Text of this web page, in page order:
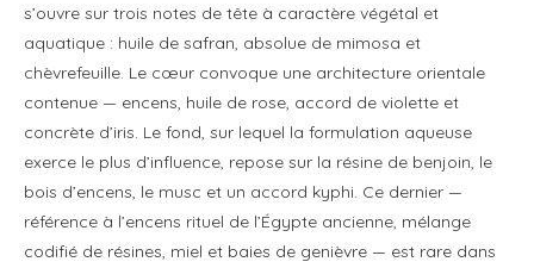
s’ouvre sur trois notes de tête à caractère végétal et
aquatique : huile de safran, absolue de mimosa et
chèvrefeuille. Le cœur convoque une architecture orientale
contenue — encens, huile de rose, accord de violette et
concrète d’iris. Le fond, sur lequel la formulation aqueuse
exerce le plus d’influence, repose sur la résine de benjoin, le
bois d’encens, le musc et un accord kyphi. Ce dernier —
référence à l’encens rituel de l’Égypte ancienne, mélange
codifié de résines, miel et baies de genièvre — est rare dans